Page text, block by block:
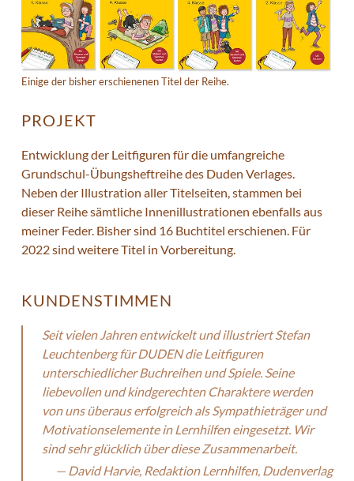
Einige der bisher erschienenen Titel der Reihe.
PROJEKT
Entwicklung der Leitfiguren für die umfangreiche
Grundschul-Übungsheftreihe des Duden Verlages.
Neben der Illustration aller Titelseiten, stammen bei
dieser Reihe sämtliche Innenillustrationen ebenfalls aus
meiner Feder. Bisher sind 16 Buchtitel erschienen. Für
2022 sind weitere Titel in Vorbereitung.
KUNDENSTIMMEN
Seit vielen Jahren entwickelt und illustriert Stefan
Leuchtenberg für DUDEN die Leitfiguren
unterschiedlicher Buchreihen und Spiele. Seine
liebevollen und kindgerechten Charaktere werden
von uns überaus erfolgreich als Sympathieträger und
Motivationselemente in Lernhilfen eingesetzt. Wir
sind sehr glücklich über diese Zusammenarbeit.
David Harvie, Redaktion Lernhilfen, Dudenverlag